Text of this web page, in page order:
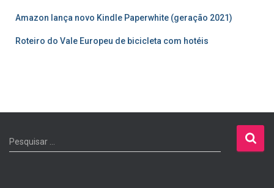
Amazon lança novo Kindle Paperwhite (geração 2021)
Roteiro do Vale Europeu de bicicleta com hotéis
P
e
Pesquisar …